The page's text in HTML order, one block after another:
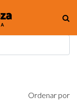
Ordenar por